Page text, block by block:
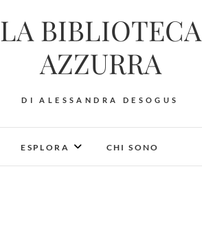
LA BIBLIOTECA
AZZURRA
DI ALESSANDRA DESOGUS
ESPLORA CHI SONO